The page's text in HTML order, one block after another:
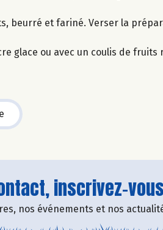
beurré et fariné. Verser la
glace ou avec un coulis de fruits
inscrivez-
nos événements et nos